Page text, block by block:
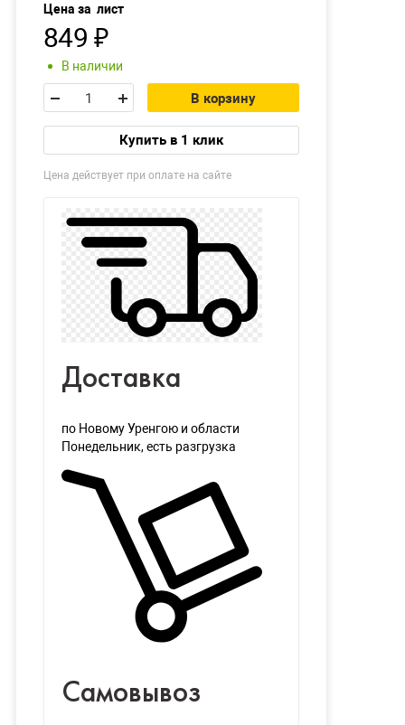
Цена за лист
849 ₽
В наличии
В корзину
Купить в 1 клик
Цена действует при оплате на сайте
Доставка
по Новому Уренгою и области
Понедельник, есть разгрузка
Самовывоз